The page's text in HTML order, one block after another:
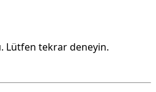
Lütfen tekrar deneyin.